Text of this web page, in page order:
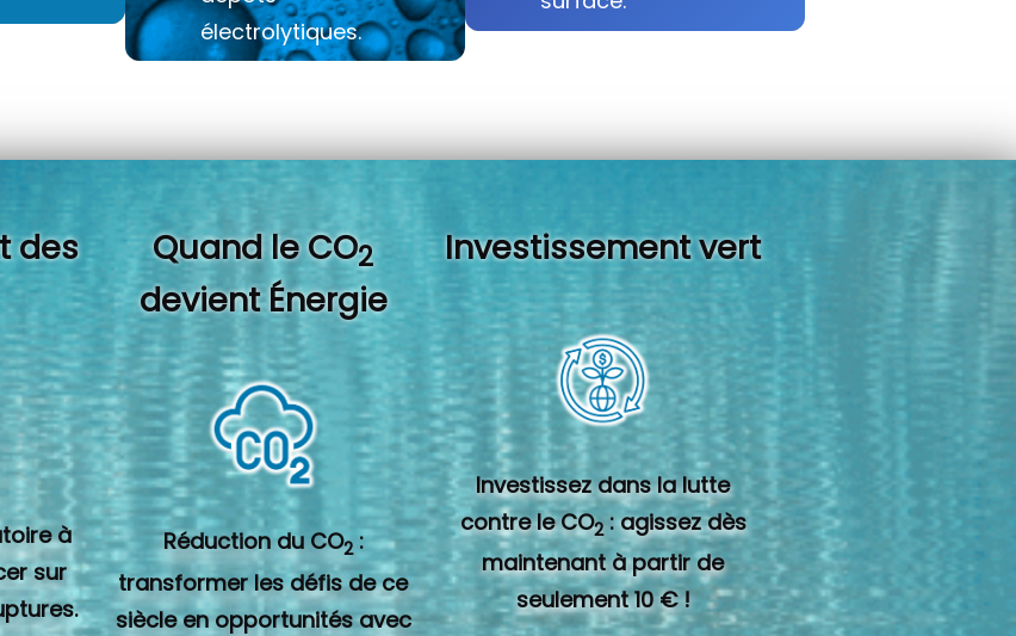
électrolytiques.
des
à
sur
Quand le CO2
devient Énergie
Réduction du CO2 :
transformer les défis de ce
siècle en opportunités avec
Investissement vert
Investissez dans la lutte
contre le CO2 : agissez dès
maintenant à partir de
seulement 10 € !